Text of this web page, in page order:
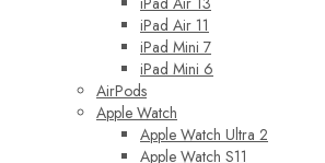
iPad Air 11
iPad Mini 7
iPad Mini 6
AirPods
Apple Watch
Apple Watch Ultra 2
Apple Watch S11